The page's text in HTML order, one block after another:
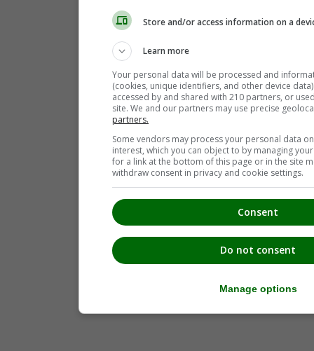
Ratsch an der Weinstraße
Sankt Andrä-Höch(3)
Sankt Johann im Saggautal(3)
Sankt Nikolai ob Draßling (1)
Straß in Steiermark(1)
Store and/or access information on a
Learn more
Your personal data will be processed and
(cookies, unique identifiers, and other device
accessed by and shared with 210 partners, or
site. We and our partners may use precise
partners.
Some vendors may process your personal data
interest, which you can object to by managing
for a link at the bottom of this page or in the site
withdraw consent in privacy and cookie settings.
Consent
Do not consent
Manage options